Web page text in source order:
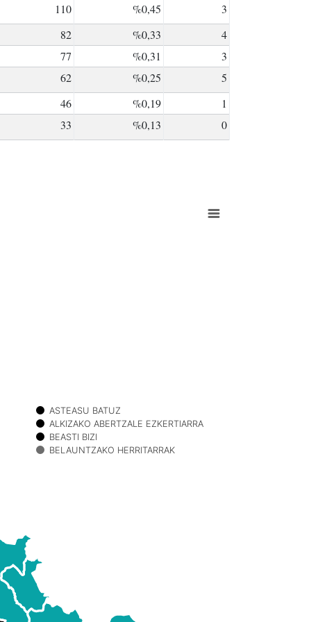
110 %0,45
3
82 %0,33
4
77 %0,31
3
62 %0,25
5
46 %0,19
1
33 %0,13 0
ASTEASU BATUZ
ALKIZAKO ABERTZALE EZKERTIARRA
BEASTI BIZI
BELAUNTZAKO HERRITARRAK